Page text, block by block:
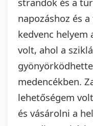
napozáshoz és
kedvenc
volt, ahol a
medencékben.
lehetőségem
és vásárolni a